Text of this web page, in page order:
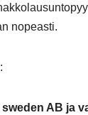
nopeasti.
AB ja